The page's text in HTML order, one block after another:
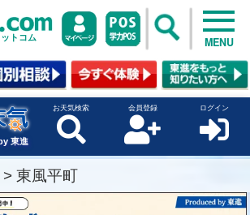
トコム MENU
東進
お天気検索 会員登録 ログイン
> 東風平町